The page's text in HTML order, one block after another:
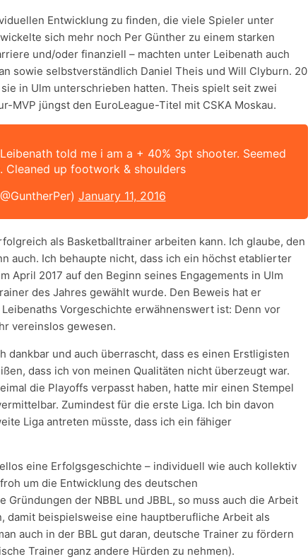
Entwicklung zu finden, die viele Spieler unter
sich mehr noch Per Günther zu einem starken
und/oder finanziell – machten unter Leibenath auch
sowie selbstverständlich Daniel Theis und Will Clyburn. 20
in Ulm unterschrieben hatten. Theis spielt seit zwei
MVP jüngst den EuroLeague-Titel mit CSKA Moskau.
told me i am a + 40% 3pt shooter. Seemed
Cleaned up footwork & shoulders
January 11, 2016
als Basketballtrainer arbeiten kann. Ich glaube, den
auch. Ich behaupte nicht, dass ich ein höchst etablierter
April 2017 auf den Beginn seines Engagements in Ulm
des Jahres gewählt wurde. Den Beweis hat er
Vorgeschichte erwähnenswert ist: Denn vor
vereinslos gewesen.
dankbar und auch überrascht, dass es einen Erstligisten
dass ich von meinen Qualitäten nicht überzeugt war.
die Playoffs verpasst haben, hatte mir einen Stempel
Zumindest für die erste Liga. Ich bin davon
Liga antreten müsste, dass ich ein fähiger
eine Erfolgsgeschichte – individuell wie auch kollektiv
um die Entwicklung des deutschen
der NBBL und JBBL, so muss auch die Arbeit
beispielsweise eine hauptberufliche Arbeit als
auch in der BBL gut daran, deutsche Trainer zu fördern
Trainer ganz andere Hürden zu nehmen).